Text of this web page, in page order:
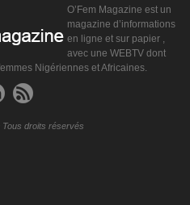
O’Fem Magazine est un
magazine d’informations
en ligne et sur papier ,
avec une WEBTV dont
Nigériennes et Africaines.
droits réservés